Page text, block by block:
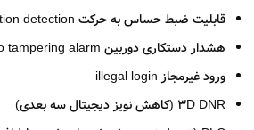
قابلیت ضبط حساس به حرکت Motion detection
هشدار دستکاری دوربین video tampering alarm
ورود غیرمجاز illegal login
۳D DNR (کاهش نویز دیجیتال سه بعدی)